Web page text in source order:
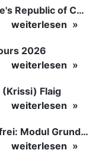
Nanjing - People's Republic of China
weiterlesen
2026
weiterlesen
Flaig
weiterlesen
Plätze frei: Modul Grundlagen
weiterlesen